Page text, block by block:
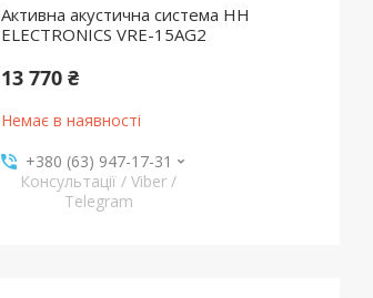
Активна акустична система HH
ELECTRONICS VRE-15AG2
13 770 ₴
Немає в наявності
+380 (63) 947-17-31
Консультації / Viber /
Telegram